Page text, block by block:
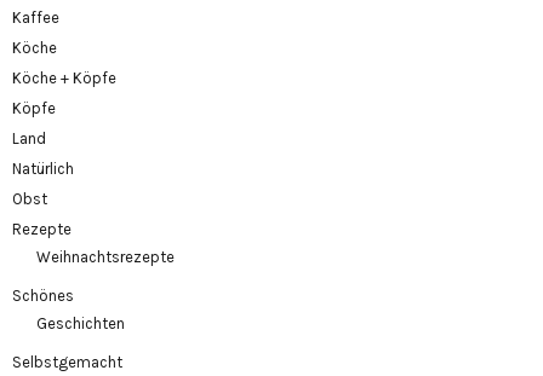
Kaffee
Köche
Köche + Köpfe
Köpfe
Land
Natürlich
Obst
Rezepte
Weihnachtsrezepte
Schönes
Geschichten
Selbstgemacht